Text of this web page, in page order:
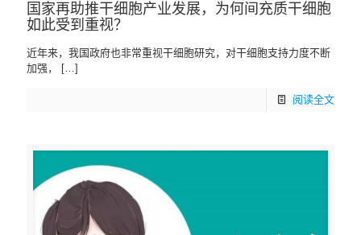
国家再助推干细胞产业发展，为何间充质干细胞
如此受到重视？
近年来，我国政府也非常重视干细胞研究，对干细胞支持力度不断
加强，
[…]
阅读全文